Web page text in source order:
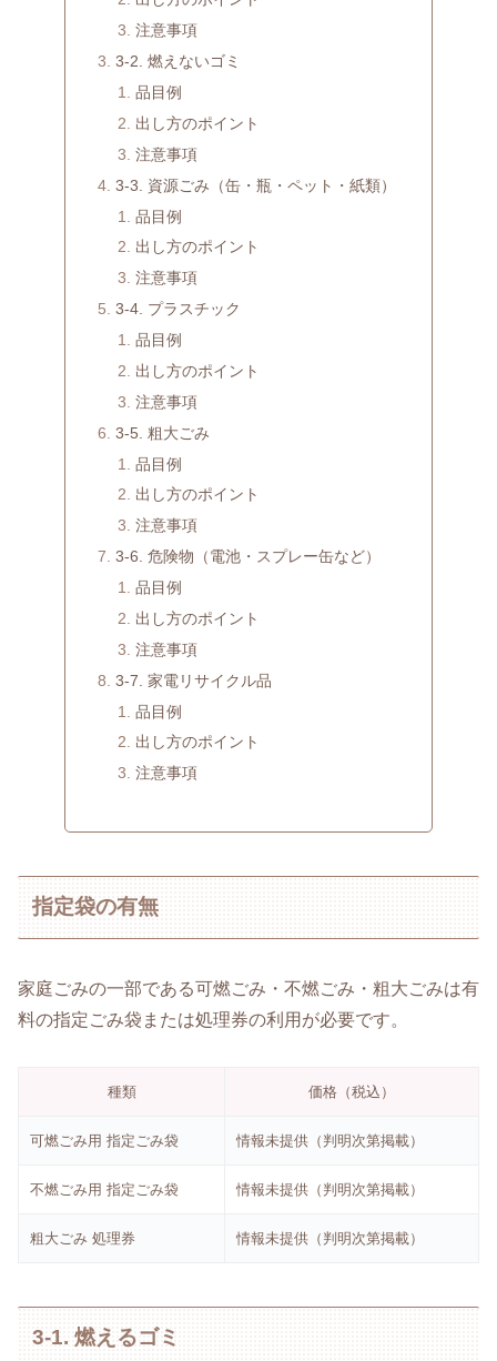
注意事項
3-2. 燃えないゴミ
品目例
出し方のポイント
注意事項
3-3. 資源ごみ（缶・瓶・ペット・紙類）
品目例
出し方のポイント
注意事項
3-4. プラスチック
品目例
出し方のポイント
注意事項
3-5. 粗大ごみ
品目例
出し方のポイント
注意事項
3-6. 危険物（電池・スプレー缶など）
品目例
出し方のポイント
注意事項
3-7. 家電リサイクル品
品目例
出し方のポイント
注意事項
指定袋の有無
家庭ごみの一部である可燃ごみ・不燃ごみ・粗大ごみは有
料の指定ごみ袋または処理券の利用が必要です。
種類 価格（税込）
可燃ごみ用 指定ごみ袋 情報未提供（判明次第掲載）
不燃ごみ用 指定ごみ袋 情報未提供（判明次第掲載）
粗大ごみ 処理券 情報未提供（判明次第掲載）
3-1. 燃えるゴミ